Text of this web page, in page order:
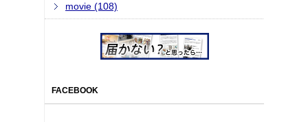
movie (108)
FACEBOOK